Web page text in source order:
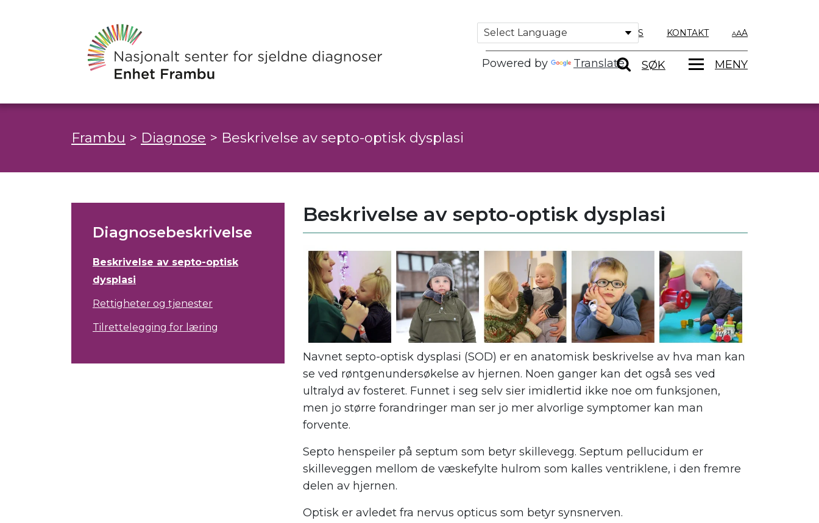
Powered by Translate
OM OSS KONTAKT A
SØK MENY
Frambu > Diagnose > Beskrivelse av septo-optisk dysplasi
Diagnosebeskrivelse
Beskrivelse av septo-optisk
dysplasi
Rettigheter og tjenester
Tilrettelegging for læring
Beskrivelse av septo-optisk dysplasi
Navnet septo-optisk dysplasi (SOD) er en anatomisk beskrivelse av hva man kan
se ved røntgenundersøkelse av hjernen. Noen ganger kan det også ses ved
ultralyd av fosteret. Funnet i seg selv sier imidlertid ikke noe om funksjonen,
men jo større forandringer man ser jo mer alvorlige symptomer kan man
forvente.
Septo henspeiler på septum som betyr skillevegg. Septum pellucidum er
skilleveggen mellom de væskefylte hulrom som kalles ventriklene, i den fremre
delen av hjernen.
Optisk er avledet fra nervus opticus som betyr synsnerven.